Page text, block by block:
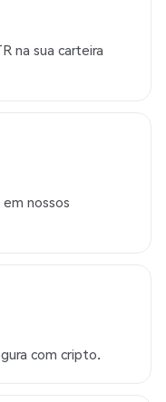
na sua carteira
nossos
com cripto.